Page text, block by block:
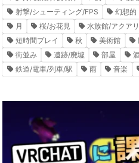
射撃/シューティング/FPS
幻想的
月
桜/お花見 水族館/アクア
短時間プレイ
秋 美術館
街並み
遺跡/廃墟 部屋
鉄道/電車/列車/駅
雨 音楽